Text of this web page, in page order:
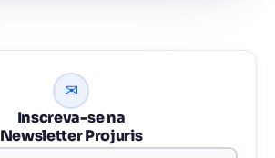
✉
Inscreva-se na
Newsletter Projuris